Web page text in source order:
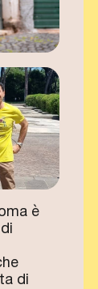
è
di